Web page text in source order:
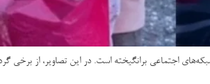
اجتماعی برانگیخته است. در این تصاویر، از